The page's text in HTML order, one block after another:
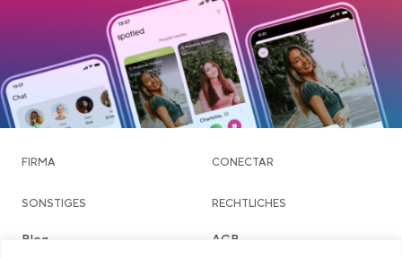
FIRMA CONECTAR
SONSTIGES
Blog
RECHTLICHES
AGB